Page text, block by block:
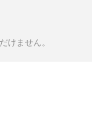
けません。